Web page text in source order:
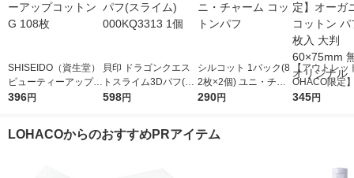
SHISEIDO（資生堂）
ビューティーアップコ
ットン G 108枚
396円
貝印 ドラゴンクエス
トスライム3Dパフ(ス
ライム) 000KQ3313 1
598円
シルコット 1パック(8
2枚×2個) ユニ・チャ
ーム コットンパフ
290円
【アウトレッ
OHACO限定
ニック コット
345円
LOHACOからのおすすめPRアイテム